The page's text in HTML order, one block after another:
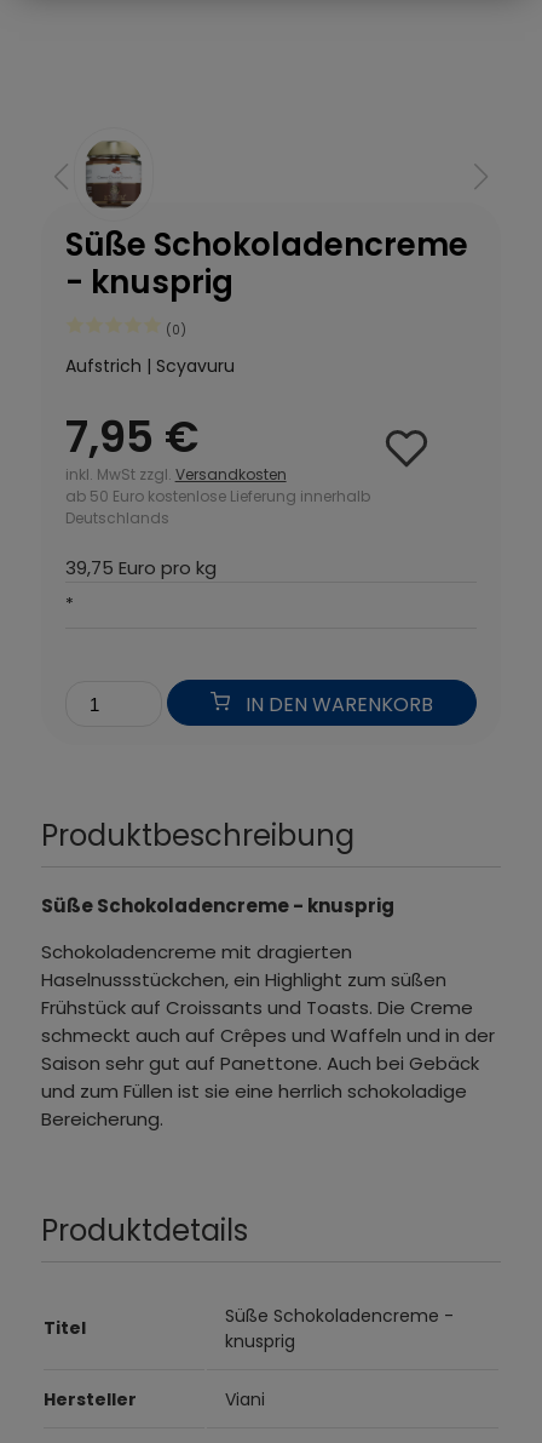
Süße Schokoladencreme
- knusprig
(0)
Aufstrich | Scyavuru
7,95 €
inkl. MwSt zzgl. Versandkosten
ab 50 Euro kostenlose Lieferung innerhalb
Deutschlands
39,75 Euro pro kg
*
IN DEN WARENKORB
Produktbeschreibung
Süße Schokoladencreme - knusprig
Schokoladencreme mit dragierten
Haselnussstückchen, ein Highlight zum süßen
Frühstück auf Croissants und Toasts. Die Creme
schmeckt auch auf Crêpes und Waffeln und in der
Saison sehr gut auf Panettone. Auch bei Gebäck
und zum Füllen ist sie eine herrlich schokoladige
Bereicherung.
Produktdetails
Titel
Süße Schokoladencreme -
knusprig
Hersteller Viani